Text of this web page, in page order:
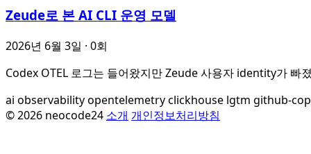
Zeude로 본 AI CLI 운영 모델
2026년 6월 3일 · 0회
Codex OTEL 로그는 들어왔지만 Zeude 사용자 identity가 빠
ai observabilityopentelemetryclickhouse lgtm github-
© 2026 neocode24 소개 개인정보처리방침